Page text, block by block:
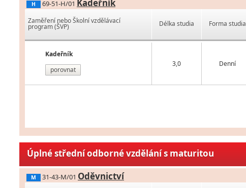
H 69-51-H/01 Kadeřník
Zaměření nebo Školní vzdělávací
program (ŠVP)
Kadeřník
porovnat
Délka studia Forma studia
3,0 Denní
Úplné střední odborné vzdělání s maturitou
M 31-43-M/01 Oděvnictví